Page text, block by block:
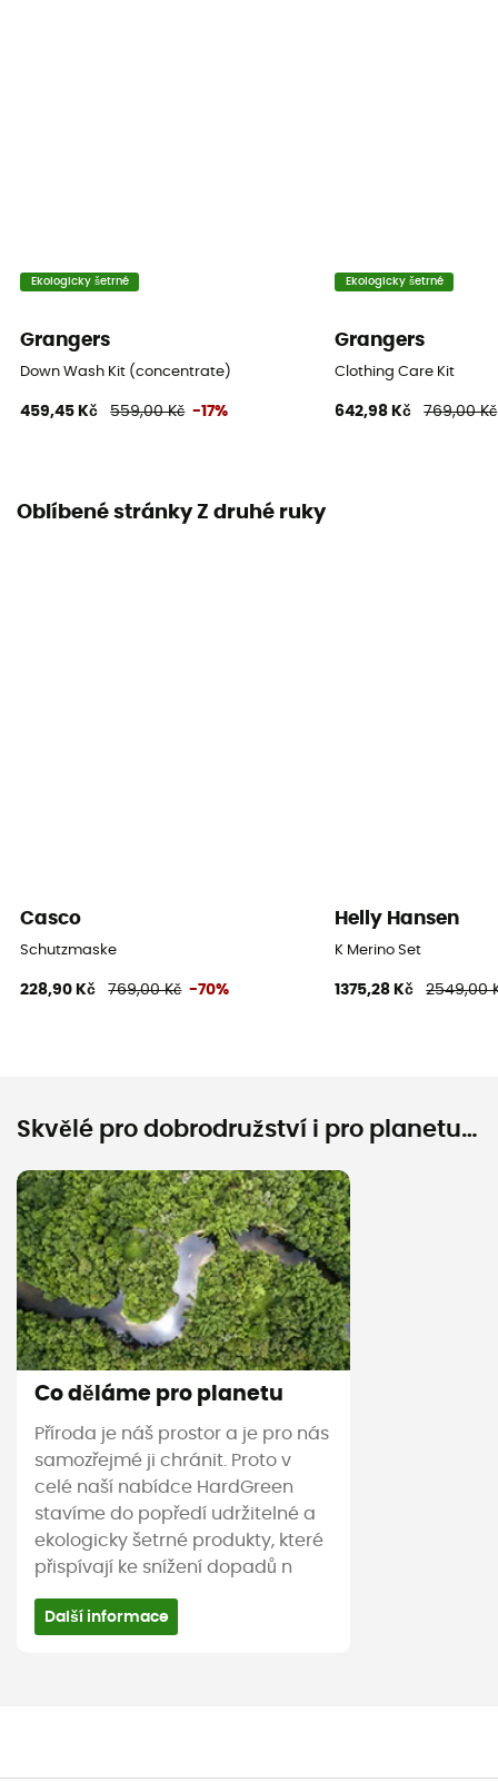
Ekologicky šetrné
Grangers
Down Wash Kit (concentrate)
459,45 Kč 559,00 Kč -17%
Ekologicky šetrné
Grangers
Clothing Care Kit
642,98 Kč 769,00 Kč
Oblíbené stránky Z druhé ruky
Casco
Schutzmaske
228,90 Kč 769,00 Kč -70%
Helly Hansen
K Merino Set
1375,28 Kč 2549,00
Skvělé pro dobrodružství i pro planetu…
Co děláme pro planetu
Příroda je náš prostor a je pro nás
samozřejmé ji chránit. Proto v
celé naší nabídce HardGreen
stavíme do popředí udržitelné a
ekologicky šetrné produkty, které
přispívají ke snížení dopadů n
Další informace